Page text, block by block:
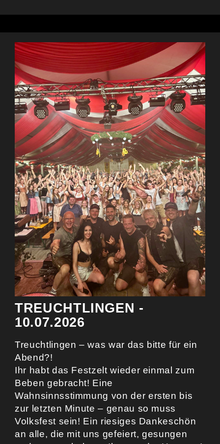
TREUCHTLINGEN -
10.07.2026
Treuchtlingen – was war das bitte für ein
Abend?!
Ihr habt das Festzelt wieder einmal zum
Beben gebracht! Eine
Wahnsinnsstimmung von der ersten bis
zur letzten Minute – genau so muss
Volksfest sein! Ein riesiges Dankeschön
an alle, die mit uns gefeiert, gesungen